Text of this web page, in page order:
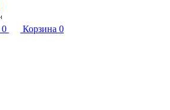
0 Корзина 0